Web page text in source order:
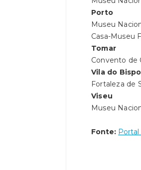
Porto
Museu
Casa-Museu
Tomar
Convento de
Vila do Bispo
Fortaleza de
Viseu
Museu
Fonte: Portal